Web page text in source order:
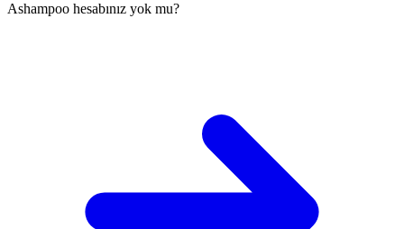
Ashampoo hesabınız yok mu?